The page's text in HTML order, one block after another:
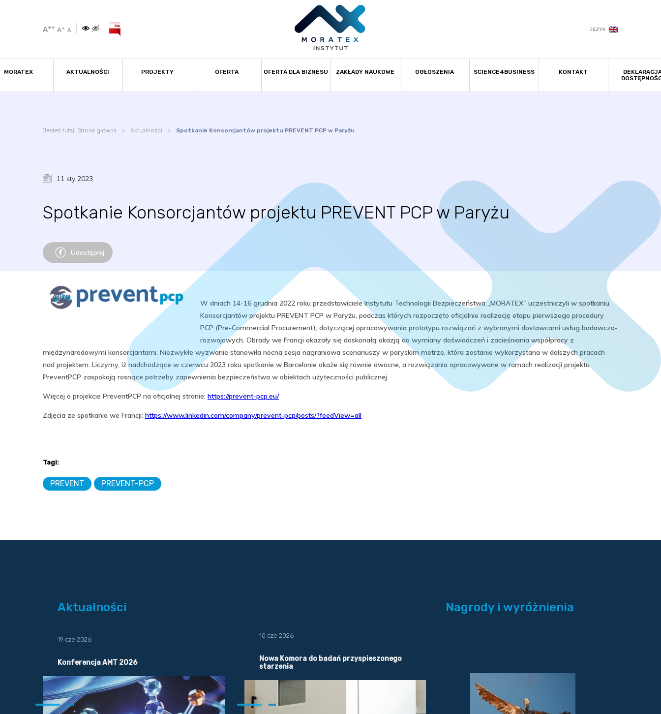
A++ A+ A JĘZYK
MORATEX AKTUALNOŚCI PROJEKTY OFERTA OFERTA DLA BIZNESU ZAKŁADY NAUKOWE OGŁOSZENIA SCIENCE4BUSINESS KONTAKT
Jesteś tutaj: Strona główna Aktualności Spotkanie Konsorcjantów projektu PREVENT PCP w Paryżu
11 sty 2023
Spotkanie Konsorcjantów projektu PREVENT PCP w Paryżu
Udostępnij
W dniach 14-16 grudnia 2022 roku przedstawiciele Instytutu Technologii Bezpieczeństwa „MORATEX” uczestniczyli w spotkaniu
Konsorcjantów projektu PREVENT PCP w Paryżu, podczas których rozpoczęto oficjalnie realizację etapu pierwszego procedury
PCP (Pre-Commercial Procurement), dotyczącej opracowywania prototypu rozwiązań z wybranymi dostawcami usług badawczo-
rozwojowych. Obrady we Francji okazały się doskonałą okazją do wymiany doświadczeń i zacieśniania współpracy z
międzynarodowymi konsorcjantami. Niezwykłe wyzwanie stanowiła nocna sesja nagraniowa scenariuszy w paryskim metrze, która zostanie wykorzystana w dalszych pracach
nad projektem. Liczymy, iż nadchodzące w czerwcu 2023 roku spotkanie w Barcelonie okaże się równie owocne, a rozwiązania opracowywane w ramach realizacji projektu
PreventPCP zaspokoją rosnące potrzeby zapewnienia bezpieczeństwa w obiektach użyteczności publicznej.
Więcej o projekcie PreventPCP na oficjalnej stronie: https://prevent-pcp.eu/
Zdjęcia ze spotkania we Francji: https://www.linkedin.com/company/prevent-pcp/posts/?feedView=all
Tagi:
PREVENT PREVENT-PCP
Aktualności
19 cze 2026
Konferencja AMT 2026
10 cze 2026
Nowa Komora do badań przyspieszonego
starzenia
Nagrody i wyróżnienia